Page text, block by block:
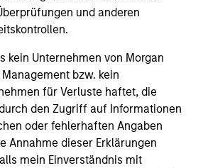
und anderen
kein Unternehmen von Morgan
bzw. kein
für Verluste haftet, die
den Zugriff auf Informationen
oder fehlerhaften Angaben
Annahme dieser Erklärungen
mein Einverständnis mit
des laufenden Jahres sind
Performance von anderen
angeboten) kann abweichen. Setzen
Gebühren des Fonds auseinander,
treffen.
erhöht die Risiken, so dass
im Wert einer Anlage zu einer
Bewegung, sowohl im negativen
im Wert dieser Anlage und
Fonds führen kann.